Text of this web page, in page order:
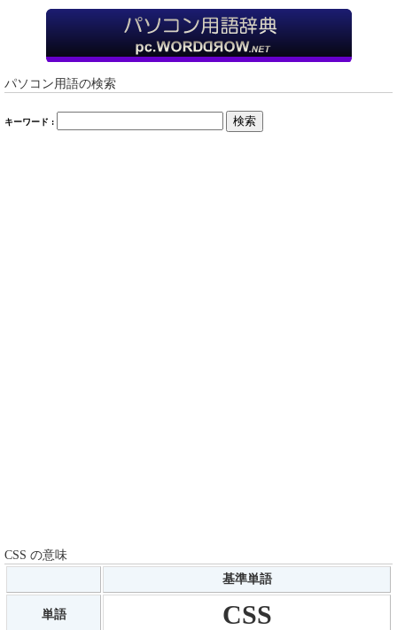
パソコン用語の検索
キーワード : 検索
CSS の意味
基準単語
単語 CSS